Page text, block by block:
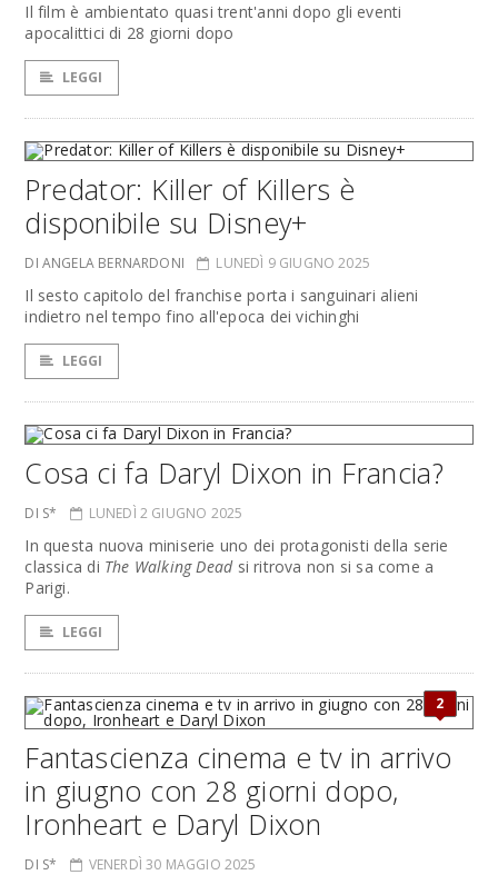
Il film è ambientato quasi trent'anni dopo gli eventi
apocalittici di 28 giorni dopo
LEGGI
Predator: Killer of Killers è
disponibile su Disney+
DI ANGELA BERNARDONI LUNEDÌ 9 GIUGNO 2025
Il sesto capitolo del franchise porta i sanguinari alieni
indietro nel tempo fino all'epoca dei vichinghi
LEGGI
Cosa ci fa Daryl Dixon in Francia?
DI S* LUNEDÌ 2 GIUGNO 2025
In questa nuova miniserie uno dei protagonisti della serie
classica di The Walking Deadsi ritrova non si sa come a
Parigi.
LEGGI
2
Fantascienza cinema e tv in arrivo
in giugno con 28 giorni dopo,
Ironheart e Daryl Dixon
DI S* VENERDÌ 30 MAGGIO 2025